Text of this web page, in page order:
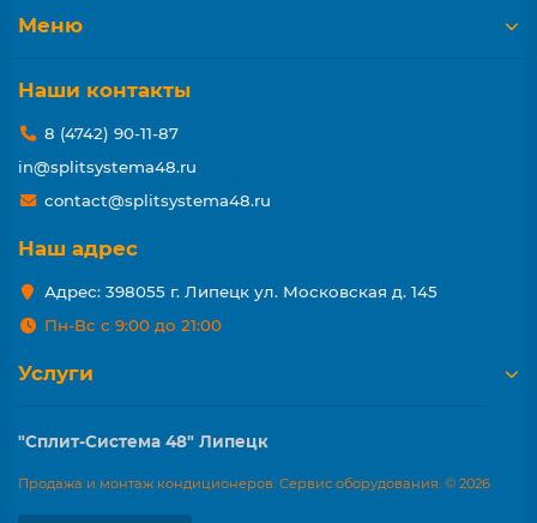
Меню
Наши контакты
8 (4742) 90-11-87
in@splitsystema48.ru
contact@splitsystema48.ru
Наш адрес
Адрес: 398055 г. Липецк ул. Московская д. 145
Пн-Вс с 9:00 до 21:00
Услуги
"Сплит-Система 48" Липецк
Продажа и монтаж кондиционеров. Сервис оборудования. © 2026